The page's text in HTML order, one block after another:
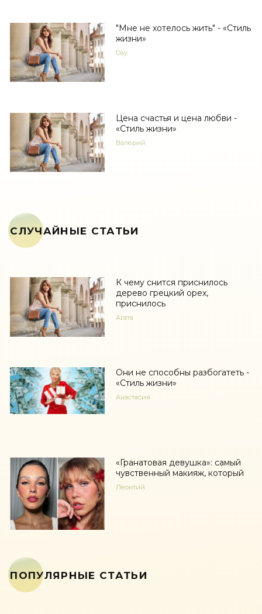
"Мне не хотелось жить" - «Стиль
жизни»
Day
Цена счастья и цена любви -
«Стиль жизни»
Валерий
СЛУЧАЙНЫЕ СТАТЬИ
К чему снится приснилось
дерево грецкий орех,
приснилось
Агата
Они не способны разбогатеть -
«Стиль жизни»
Анастасия
«Гранатовая девушка»: самый
чувственный макияж, который
Леонтий
ПОПУЛЯРНЫЕ СТАТЬИ